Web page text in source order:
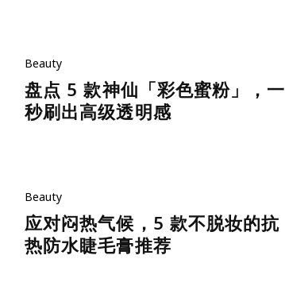
Beauty
盘点 5 款神仙「彩色蜜粉」，一
秒刷出高级透明感
Beauty
应对闷热气候，5 款不脱妆的抗
热防水睫毛膏推荐